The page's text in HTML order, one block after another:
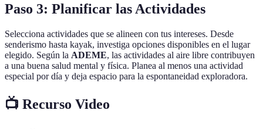
Paso 3: Planificar las Actividades
Selecciona actividades que se alineen con tus intereses. Desde
senderismo hasta kayak, investiga opciones disponibles en el lugar
elegido. Según la ADEME, las actividades al aire libre contribuyen
a una buena salud mental y física. Planea al menos una actividad
especial por día y deja espacio para la espontaneidad exploradora.
📺 Recurso Video